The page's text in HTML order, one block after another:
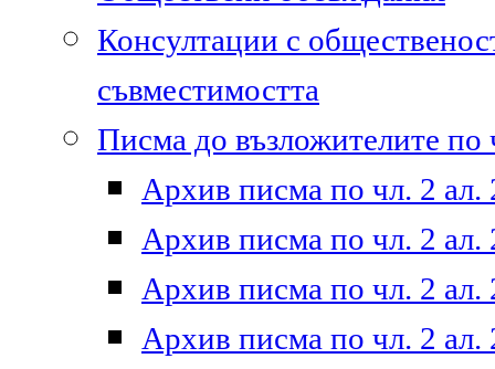
Консултации с
съвместимостта
Писма до възложителите по
Архив писма по чл. 2 ал.
Архив писма по чл. 2 ал.
Архив писма по чл. 2 ал.
Архив писма по чл. 2 ал.